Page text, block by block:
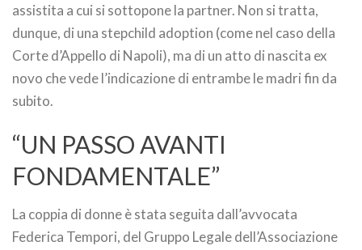
assistita a cui si sottopone la partner. Non si tratta,
dunque, di una stepchild adoption (come nel caso della
Corte d’Appello di Napoli), ma di un atto di nascita ex
novo che vede l’indicazione di entrambe le madri fin da
subito.
“UN PASSO AVANTI
FONDAMENTALE”
La coppia di donne è stata seguita dall’avvocata
Federica Tempori, del Gruppo Legale dell’Associazione